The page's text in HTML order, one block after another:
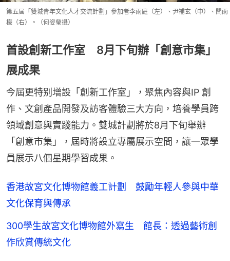
第五屆「雙城青年文化人才交流計劃」參加者李雨庭（左）、尹補玄（中）、閆雨
檬（右）。（何姿瑩攝）
首設創新工作室 8月下旬辦「創意市集」
展成果
今屆更特别增設「創新工作室」，聚焦內容與IP 創
作、文創產品開發及訪客體驗三大方向，培養學員跨
領域創意與實踐能力。雙城計劃將於8月下旬舉辦
「創意市集」，屆時將設立專屬展示空間，讓一眾學
員展示八個星期學習成果。
香港故宮文化博物館義工計劃 鼓勵年輕人參與中華
文化保育與傳承
300學生故宮文化博物館外寫生 館長：透過藝術創
作欣賞傳統文化